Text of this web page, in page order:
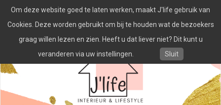
naar
inhoud
Om deze website goed te laten werken, maakt J'life gebruik van
Cookies. Deze worden gebruikt om bij te houden wat de bezoekers
graag willen lezen en zien. Heeft u dat liever niet? Dit kunt u
veranderen via uw instellingen.
Sluit